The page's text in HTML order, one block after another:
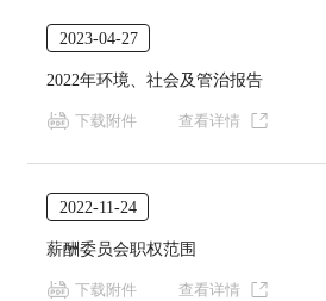
2023-04-27
2022年环境、社会及管治报告
下载附件 查看详情
2022-11-24
薪酬委员会职权范围
下载附件 查看详情